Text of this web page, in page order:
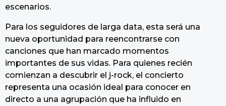
escenarios.
Para los seguidores de larga data, esta será una
nueva oportunidad para reencontrarse con
canciones que han marcado momentos
importantes de sus vidas. Para quienes recién
comienzan a descubrir el j-rock, el concierto
representa una ocasión ideal para conocer en
directo a una agrupación que ha influido en